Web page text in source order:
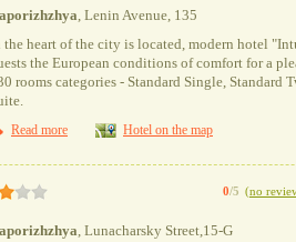
, Lenin Avenue, 135
the heart of the city is located, modern hotel
the European conditions of comfort for a
rooms categories - Standard Single, Standard
Read more
Hotel on the map
0/5 (no
, Lunacharsky Street,15-G